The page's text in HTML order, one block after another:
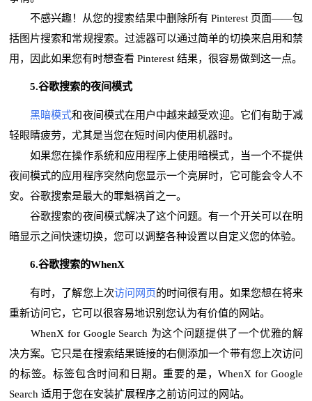
不感兴趣！从您的搜索结果中删除所有 Pinterest 页面——包
括图片搜索和常规搜索。过滤器可以通过简单的切换来启用和禁
用，因此如果您有时想查看 Pinterest 结果，很容易做到这一点。
5.谷歌搜索的夜间模式
黑暗模式和夜间模式在用户中越来越受欢迎。它们有助于减
轻眼睛疲劳，尤其是当您在短时间内使用机器时。
如果您在操作系统和应用程序上使用暗模式，当一个不提供
夜间模式的应用程序突然向您显示一个亮屏时，它可能会令人不
安。谷歌搜索是最大的罪魁祸首之一。
谷歌搜索的夜间模式解决了这个问题。有一个开关可以在明
暗显示之间快速切换，您可以调整各种设置以自定义您的体验。
6.谷歌搜索的WhenX
有时，了解您上次访问网页的时间很有用。如果您想在将来
重新访问它，它可以很容易地识别您认为有价值的网站。
WhenX for Google Search 为这个问题提供了一个优雅的解
决方案。它只是在搜索结果链接的右侧添加一个带有您上次访问
的标签。标签包含时间和日期。重要的是，WhenX for Google
Search 适用于您在安装扩展程序之前访问过的网站。